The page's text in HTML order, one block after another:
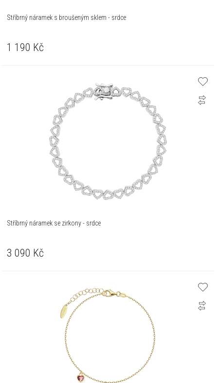
Stříbrný náramek s broušeným sklem - srdce
1 190 Kč
Stříbrný náramek se zirkony - srdce
3 090 Kč